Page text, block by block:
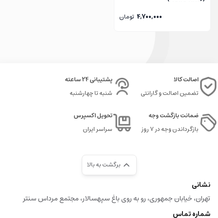
با لگو کشتری کروز تفریحی دخترانه، دخترتان به یک دنیای خلاقیت و سرگرمی
فراموش‌نشدنی وارد خواهد شد. این محصول را اکنون سفارش دهید و به دخترتان
لگو سری دخترانه
لگو سری آتش نشان
لگو سری موتور
لگو سری RC
4,700,000 تومان
اصالت کالا
تضمین اصالت و گارانتی
پشتیبانی 24 ساعته
شنبه تا چهارشنبه
ضمانت بازگشت وجه
بازگرداندن وجه در ۷ روز
تحویل اکسپرس
سراسر ایران
برگشت به بالا
نشانی
تهران، خیابان جمهوری، رو به روی باغ سپهسالار، مجتمع مرداس سنتر
شماره تماس